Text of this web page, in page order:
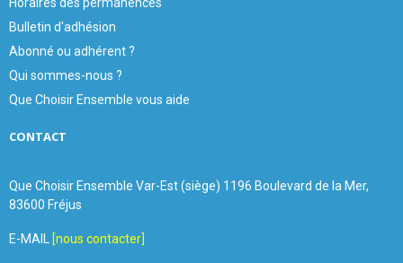
Horaires des permanences
Bulletin d'adhésion
Abonné ou adhérent ?
Qui sommes-nous ?
Que Choisir Ensemble vous aide
CONTACT
Que Choisir Ensemble Var-Est (siège) 1196 Boulevard de la Mer,
83600 Fréjus
E-MAIL [nous contacter]